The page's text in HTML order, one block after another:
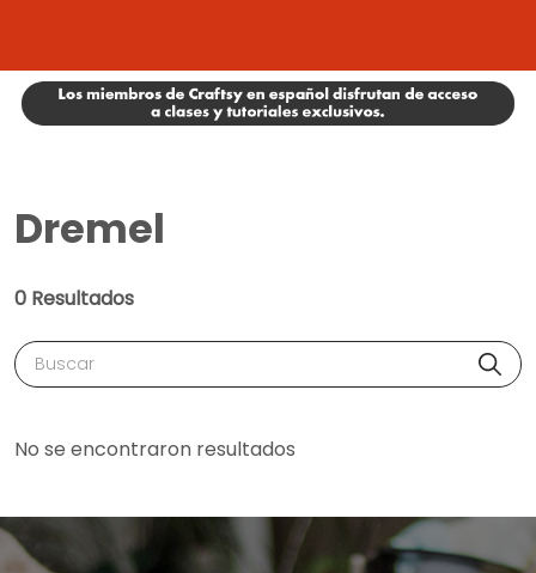
Dremel
0 Resultados
Buscar
No se encontraron resultados